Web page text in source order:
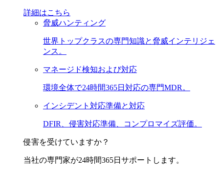
詳細はこちら
脅威ハンティング
世界トップクラスの専門知識と脅威インテリジェ
ンス。
マネージド検知および対応
環境全体で24時間365日対応の専門MDR。
インシデント対応準備と対応
DFIR、侵害対応準備、コンプロマイズ評価。
侵害を受けていますか？
当社の専門家が24時間365日サポートします。